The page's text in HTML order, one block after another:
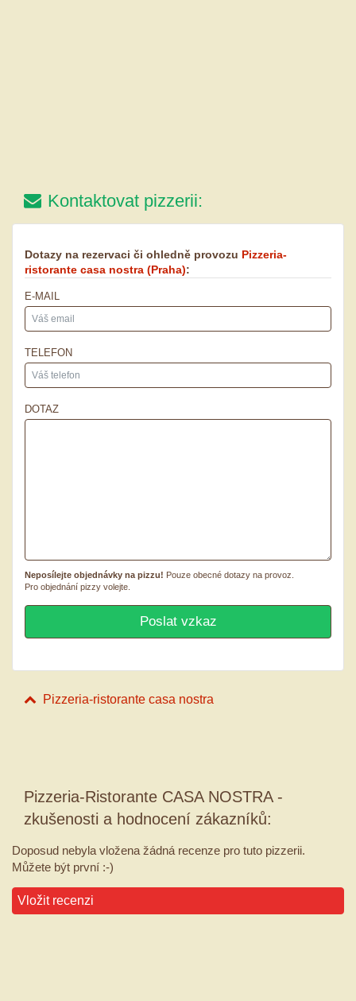
Kontaktovat pizzerii:
Dotazy na rezervaci či ohledně provozu Pizzeria-
ristorante casa nostra (Praha):
E-MAIL
TELEFON
DOTAZ
Neposílejte objednávky na pizzu! Pouze obecné dotazy na provoz.
Pro objednání pizzy volejte.
Pizzeria-ristorante casa nostra
Pizzeria-Ristorante CASA NOSTRA -
zkušenosti a hodnocení zákazníků:
Doposud nebyla vložena žádná recenze pro tuto pizzerii.
Můžete být první :-)
Vložit recenzi